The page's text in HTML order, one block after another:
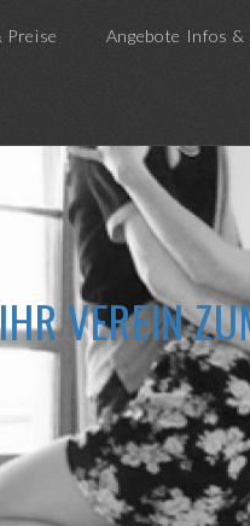
Preise Angebote Infos &
VEREIN